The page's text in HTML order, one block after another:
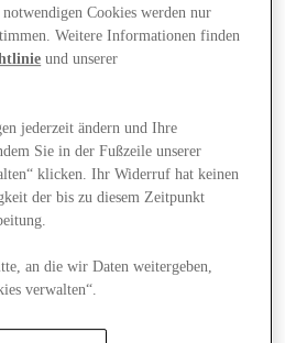
Cookies werden nur
Weitere Informationen finden
und unserer
jederzeit ändern und Ihre
Sie in der Fußzeile unserer
klicken. Ihr Widerruf hat keinen
der bis zu diesem Zeitpunkt
an die wir Daten weitergeben,
verwalten“.